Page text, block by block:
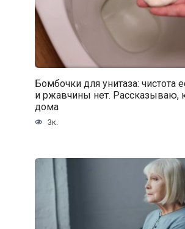
Бомбочки для унитаза: чистота
и ржавчины нет. Рассказываю,
дома
3к.